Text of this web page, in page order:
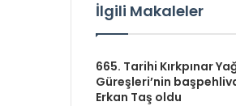
İlgili Makaleler
665. Tarihi Kırkpınar
Güreşleri’nin
Erkan Taş oldu